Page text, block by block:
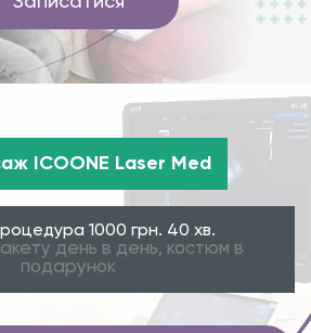
ICOONE Laser Med
1000 грн. 40 хв.
день в день, костюм в
подарунок